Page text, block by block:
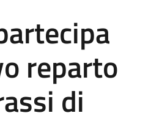
reparto
di